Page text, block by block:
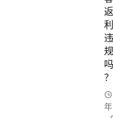
返
利
违
规
吗
？